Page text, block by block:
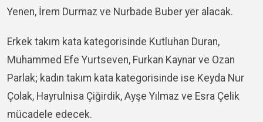
Yenen, İrem Durmaz ve Nurbade Buber yer alacak.
Erkek takım kata kategorisinde Kutluhan Duran,
Muhammed Efe Yurtseven, Furkan Kaynar ve Ozan
Parlak; kadın takım kata kategorisinde ise Keyda Nur
Çolak, Hayrulnisa Çiğirdik, Ayşe Yılmaz ve Esra Çelik
mücadele edecek.